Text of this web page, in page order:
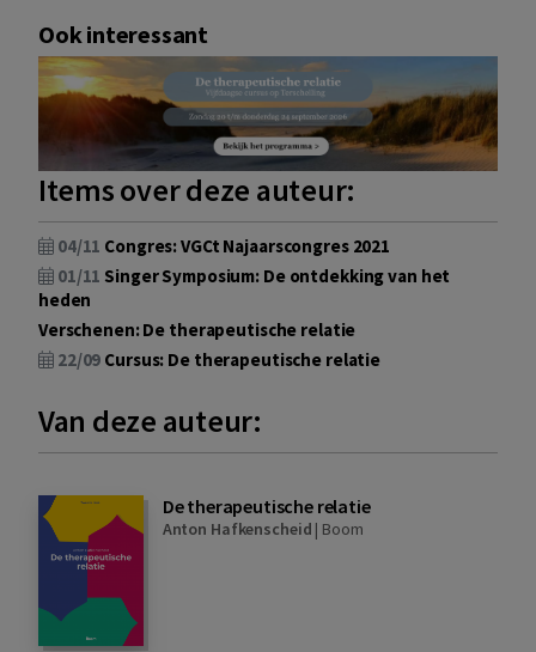
Ook interessant
Items over deze auteur:
04/11 Congres: VGCt Najaarscongres 2021
01/11 Singer Symposium: De ontdekking van het
heden
Verschenen: De therapeutische relatie
22/09 Cursus: De therapeutische relatie
Van deze auteur:
De therapeutische relatie
Anton Hafkenscheid | Boom